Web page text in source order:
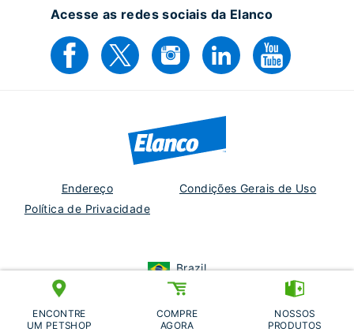
Acesse as redes sociais da Elanco
Endereço
Condições Gerais de Uso
Política de Privacidade
Brazil
EM-BR-25-0032
Elanco e o logotipo da barra diagonal são marcas registradas da Elanco
ou de suas afiliadas. ©2026 Elanco.
ENCONTRE
UM PETSHOP
COMPRE
AGORA
NOSSOS
PRODUTOS